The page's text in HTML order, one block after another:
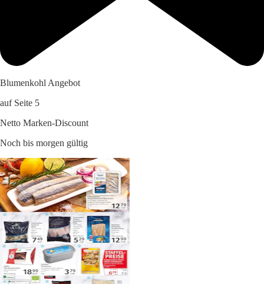
Blumenkohl Angebot
auf Seite 5
Netto Marken-Discount
Noch bis morgen gültig